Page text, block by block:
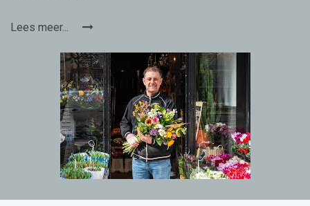
Lees meer...